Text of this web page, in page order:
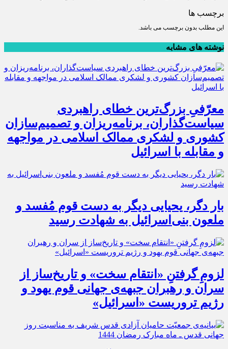
برچسب ها
این مطلب بدون برچسب می باشد.
نوشته های مشابه
معرّفیِ بزرگ‌ترین خطای راهبردی
سیاست‌گذاران، برنامه‌ریزان و تصمیم‌سازان
کشوری و لشکری ممالک اسلامی در مواجهه
و مقابله با اسرائیل
بار دگر، یحیایی دیگر به دست قوم مُفسد و
ملعون بنی‌اسرائیل به شهادت رسید
لزومِ گرفتنِ «انتقام سخت» و تاریخ‌ساز از
سران و رهبران جبهه‌ی جهانی قوم یهود و
رژیم تروریست «اسرائیل»